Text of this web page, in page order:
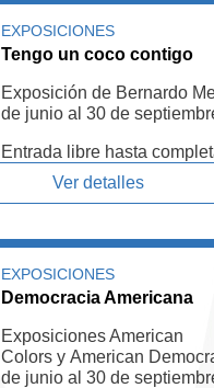
EXPOSICIONES
Tengo un coco contigo
Exposición de Bernardo
de junio al 30 de
Entrada libre hasta
Ver detalles
EXPOSICIONES
Democracia Americana
Exposiciones American
Colors y American
de junio al 30 de